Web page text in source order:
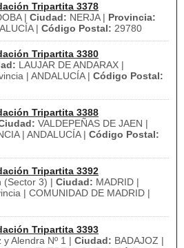
Tripartita 3378
| Ciudad: NERJA | Provincia:
| Código Postal: 29780
Tripartita 3380
LAUJAR DE ANDARAX |
| ANDALUCÍA | Código Postal:
Tripartita 3388
VALDEPEÑAS DE JAEN |
| ANDALUCÍA | Código Postal:
Tripartita 3392
(Sector 3) | Ciudad: MADRID |
| COMUNIDAD DE MADRID |
Tripartita 3393
Alendra Nº 1 | Ciudad: BADAJOZ |